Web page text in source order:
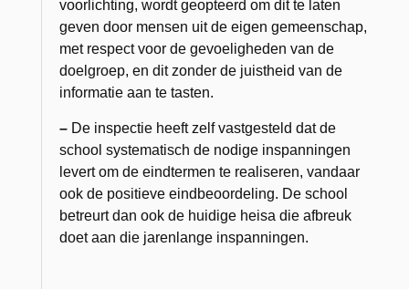
voorlichting, wordt geopteerd om dit te laten
geven door mensen uit de eigen gemeenschap,
met respect voor de gevoeligheden van de
doelgroep, en dit zonder de juistheid van de
informatie aan te tasten.
– De inspectie heeft zelf vastgesteld dat de
school systematisch de nodige inspanningen
levert om de eindtermen te realiseren, vandaar
ook de positieve eindbeoordeling. De school
betreurt dan ook de huidige heisa die afbreuk
doet aan die jarenlange inspanningen.